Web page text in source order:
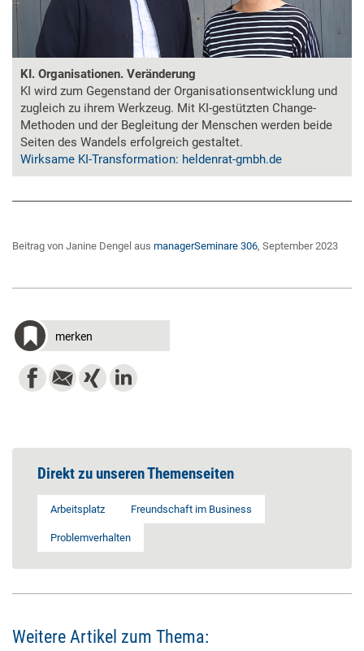
KI. Organisationen. Veränderung
KI wird zum Gegenstand der Organisationsentwicklung und
zugleich zu ihrem Werkzeug. Mit KI-gestützten Change-
Methoden und der Begleitung der Menschen werden beide
Seiten des Wandels erfolgreich gestaltet.
Wirksame KI-Transformation: heldenrat-gmbh.de
Beitrag von Janine Dengel aus managerSeminare 306, September 2023
merken
Direkt zu unseren Themenseiten
Arbeitsplatz Freundschaft im Business
Problemverhalten
Weitere Artikel zum Thema: